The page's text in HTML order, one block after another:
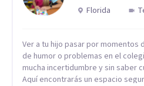
Florida
Ver a tu hijo pasar por
de humor o problemas en el
mucha incertidumbre y sin saber
Aquí encontrarás un espacio